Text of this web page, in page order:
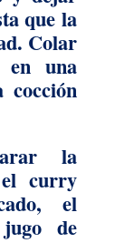
que la
Colar
una
la
curry
el
de